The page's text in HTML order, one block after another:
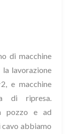
di macchine
lavorazione
e macchine
di ripresa.
pozzo e ad
abbiamo